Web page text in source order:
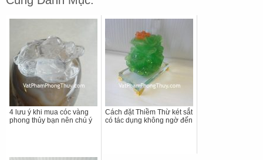
4 lưu ý khi mua cóc vàng
phong thủy bạn nên chú ý
Cách đặt Thiềm Thừ két sắt
có tác dụng không ngờ đến